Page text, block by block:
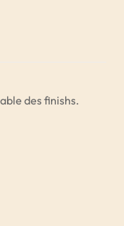
des finishs.